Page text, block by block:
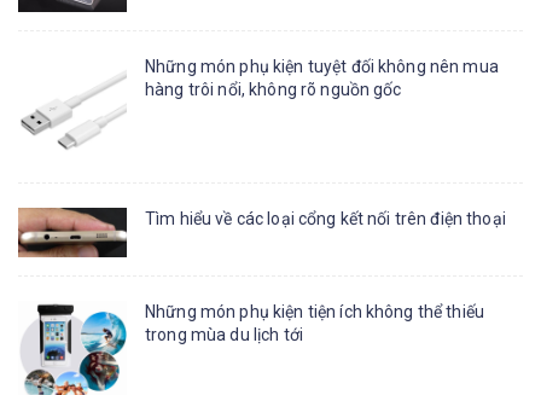
Những món phụ kiện tuyệt đối không nên mua
hàng trôi nổi, không rõ nguồn gốc
Tìm hiểu về các loại cổng kết nối trên điện thoại
Những món phụ kiện tiện ích không thể thiếu
trong mùa du lịch tới